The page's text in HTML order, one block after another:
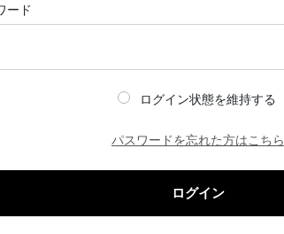
ード
ログイン状態を維持する
パスワードを忘れた方はこちら
ログイン